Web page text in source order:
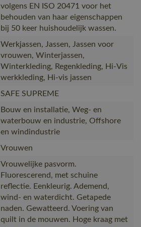
volgens EN ISO 20471 voor het
behouden van haar eigenschappen
bij 50 keer huishoudelijk wassen.
Werkjassen, Jassen, Jassen voor
vrouwen, Winterjassen,
Winterkleding, Regenkleding, Hi-Vis
werkkleding, Hi-vis jassen
SAFE SUPREME
Bouw en installatie, Weg- en
waterbouw en industrie, Offshore
en windindustrie
Vrouwen
Vrouwelijke pasvorm.
Fluorescerend, met schuine
reflectie. Eenkleurig. Ademend,
wind- en waterdicht. Getapede
naden. Gewatteerd. Voering van
quilt in de mouwen. Hoge kraag met